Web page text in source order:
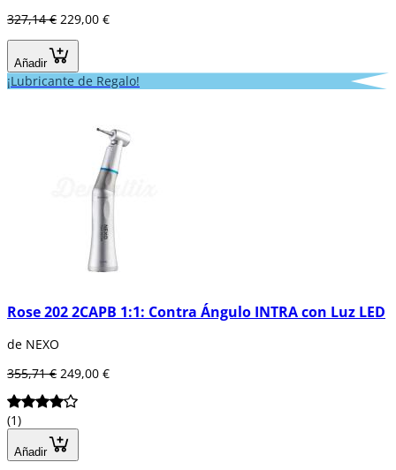
327,14 € 229,00 €
Añadir
¡Lubricante de Regalo!
Rose 202 2CAPB 1:1: Contra Ángulo INTRA con Luz LED
de NEXO
355,71 € 249,00 €
(1)
Añadir